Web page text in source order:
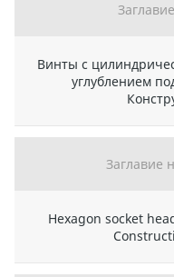
Винты с
углублением
Заглавие
Hexagon socket